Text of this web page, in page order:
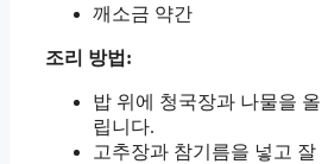
깨소금 약간
조리 방법:
밥 위에 청국장과 나물을 올
립니다.
고추장과 참기름을 넣고 잘